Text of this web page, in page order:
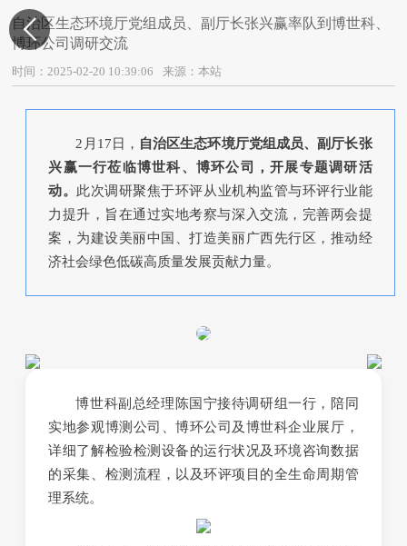

自治区生态环境厅党组成员、副厅长张兴赢率队到博世科、
博环公司调研交流
时间：2025-02-20 10:39:06 来源：本站
2月17日‌， 自治区生态环境厅党组成员、副厅长张
兴赢一行莅临博世科、博环公司，开展专题调研活
动。 此次调研聚焦于环评从业机构监管与环评行业能
力提升，旨在通过实地考察与深入交流，完善两会提
案，为建设美丽中国、打造美丽广西先行区，推动经
济社会绿色低碳高质量发展贡献力量。
博世科副总经理陈国宁接待调研组一行，陪同
实地参观博测公司、博环公司及博世科企业展厅，
详细了解检验检测设备的运行状况及环境咨询数据
的采集、检测流程，以及环评项目的全生命周期管
理系统。